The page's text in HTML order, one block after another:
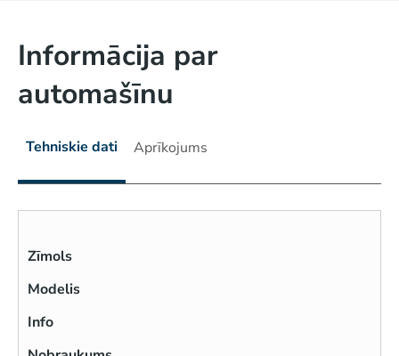
Informācija par
automašīnu
Tehniskie dati Aprīkojums
Zīmols
Modelis
Info